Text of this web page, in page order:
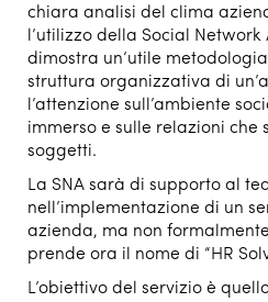
chiara analisi del clima
l’utilizzo della Social Network
dimostra un’utile
struttura organizzativa di
l’attenzione sull’ambiente
immerso e sulle relazioni che
soggetti.
La SNA sarà di supporto al
nell’implementazione di un
azienda, ma non
prende ora il nome di “HR
L’obiettivo del servizio è